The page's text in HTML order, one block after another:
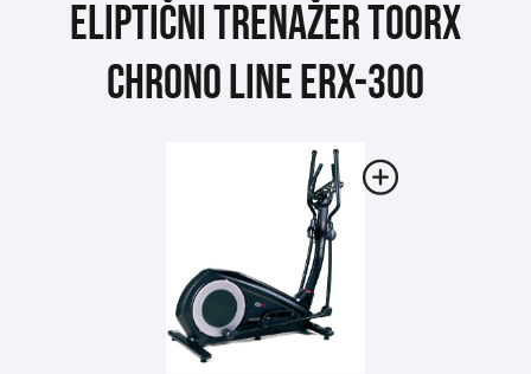
Eliptični trenažer Toorx
Chrono Line ERX-300